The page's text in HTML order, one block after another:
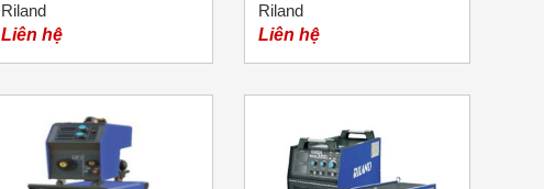
Riland
Liên hệ
Riland
Liên hệ